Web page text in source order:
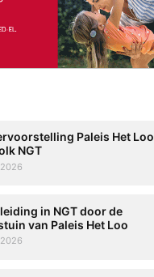
Paleis Het Loo
NGT
in NGT door de
van Paleis Het Loo